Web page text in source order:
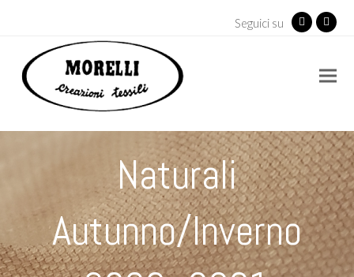
Seguici su Facebook
Naturali
Autunno/Inverno